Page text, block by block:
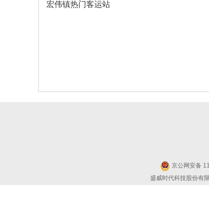
宏伟镇热门客运站
京公网安备
盛威时代科技股份有